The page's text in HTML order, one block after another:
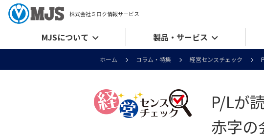
株式会社ミロク情報サービス
MJSについて 製品・サービス
ホーム コラム・特集 経営センスチェック
P/Lが
赤字の